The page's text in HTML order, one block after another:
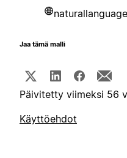
Jaa tämä malli
Päivitetty viimeksi 56
Käyttöehdot